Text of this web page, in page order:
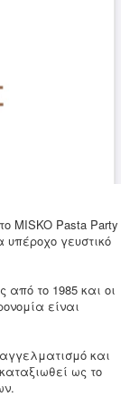
MISKO Pasta Party
γευστικό
από το 1985 και οι
είναι
και
ως το